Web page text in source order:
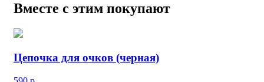
Вместе с этим покупают
Цепочка для очков (черная)